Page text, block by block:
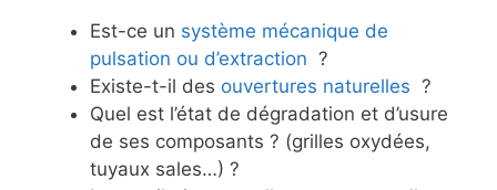
Est-ce un système mécanique de
pulsation ou d’extraction ?
Existe-t-il des ouvertures naturelles ?
Quel est l’état de dégradation et d’usure
de ses composants ? (grilles oxydées,
tuyaux sales…) ?